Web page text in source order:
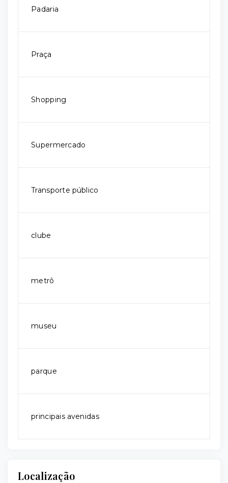
Padaria
Praça
Shopping
Supermercado
Transporte público
clube
metrô
museu
parque
principais avenidas
Localização